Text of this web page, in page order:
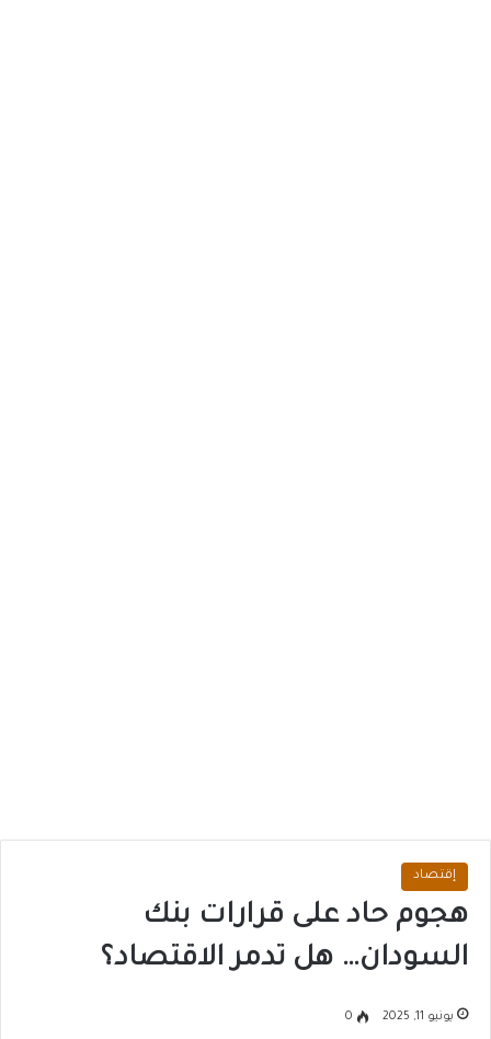
إقتصاد
هجوم حاد على قرارات بنك
السودان… هل تدمر الاقتصاد؟
يونيو 11, 2025 0